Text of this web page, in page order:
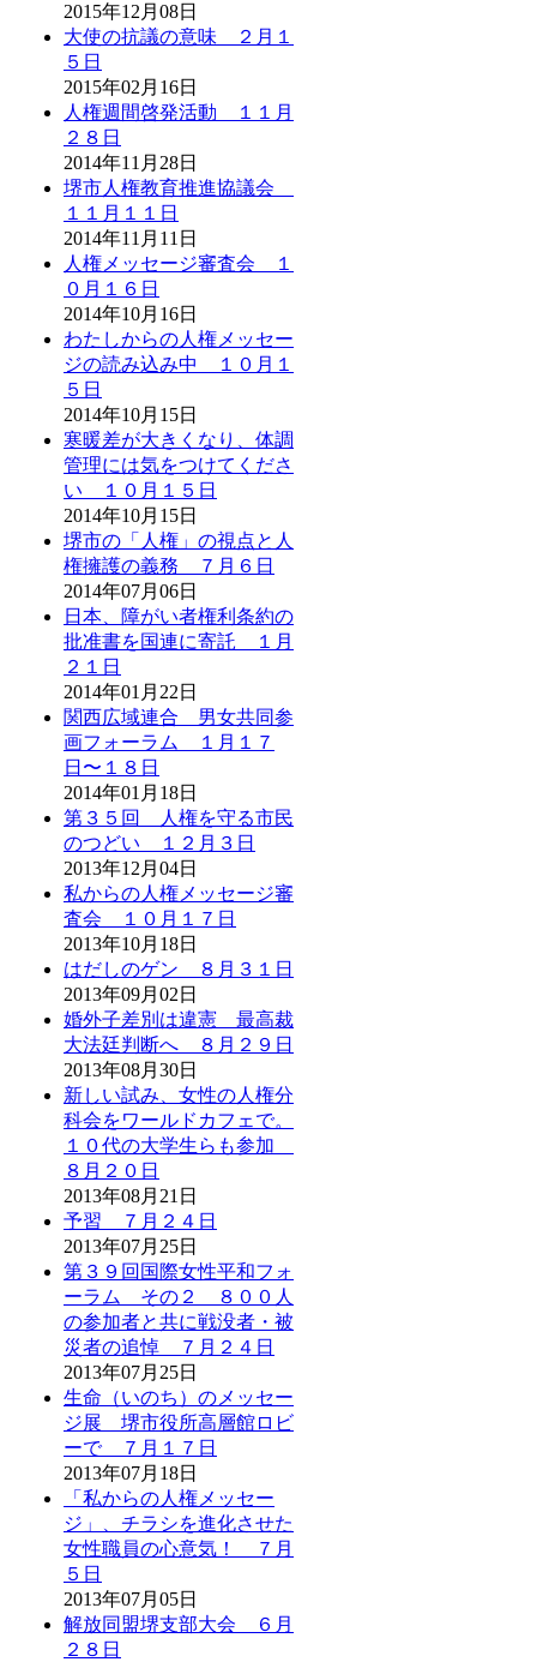
2015年12月08日
大使の抗議の意味 ２月１
５日
2015年02月16日
人権週間啓発活動 １１月
２８日
2014年11月28日
堺市人権教育推進協議会
１１月１１日
2014年11月11日
人権メッセージ審査会 １
０月１６日
2014年10月16日
わたしからの人権メッセー
ジの読み込み中 １０月１
５日
2014年10月15日
寒暖差が大きくなり、体調
管理には気をつけてくださ
い １０月１５日
2014年10月15日
堺市の「人権」の視点と人
権擁護の義務 ７月６日
2014年07月06日
日本、障がい者権利条約の
批准書を国連に寄託 １月
２１日
2014年01月22日
関西広域連合 男女共同参
画フォーラム １月１７
日〜１８日
2014年01月18日
第３５回 人権を守る市民
のつどい １２月３日
2013年12月04日
私からの人権メッセージ審
査会 １０月１７日
2013年10月18日
はだしのゲン ８月３１日
2013年09月02日
婚外子差別は違憲 最高裁
大法廷判断へ ８月２９日
2013年08月30日
新しい試み、女性の人権分
科会をワールドカフェで。
１０代の大学生らも参加
８月２０日
2013年08月21日
予習 ７月２４日
2013年07月25日
第３９回国際女性平和フォ
ーラム その２ ８００人
の参加者と共に戦没者・被
災者の追悼 ７月２４日
2013年07月25日
生命（いのち）のメッセー
ジ展 堺市役所高層館ロビ
ーで ７月１７日
2013年07月18日
「私からの人権メッセー
ジ」、チラシを進化させた
女性職員の心意気！ ７月
５日
2013年07月05日
解放同盟堺支部大会 ６月
２８日